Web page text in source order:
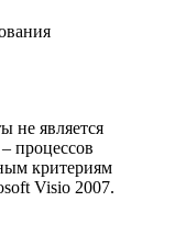
не является
процессов
критериям
Visio 2007.